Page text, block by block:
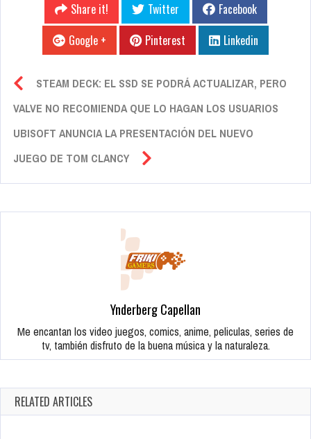
Share it! Twitter
Facebook
Google +
Pinterest Linkedin
STEAM DECK: EL SSD SE PODRÁ ACTUALIZAR, PERO
VALVE NO RECOMIENDA QUE LO HAGAN LOS USUARIOS
UBISOFT ANUNCIA LA PRESENTACIÓN DEL NUEVO
JUEGO DE TOM CLANCY
Ynderberg Capellan
Me encantan los video juegos, comics, anime, peliculas, series de
tv, también disfruto de la buena música y la naturaleza.
RELATED ARTICLES